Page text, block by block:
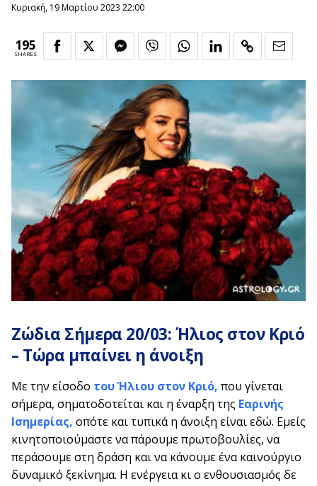
Κυριακή, 19 Μαρτίου 2023 22:00
195
SHARES
Ζώδια Σήμερα 20/03: Ήλιος στον Κριό
– Τώρα μπαίνει η άνοιξη
Με την είσοδο του Ήλιου στον Κριό, που γίνεται
σήμερα, σηματοδοτείται και η έναρξη της Εαρινής
Ισημερίας, οπότε και τυπικά η άνοιξη είναι εδώ. Εμείς
κινητοποιούμαστε να πάρουμε πρωτοβουλίες, να
περάσουμε στη δράση και να κάνουμε ένα καινούργιο
δυναμικό ξεκίνημα. Η ενέργεια κι ο ενθουσιασμός δε